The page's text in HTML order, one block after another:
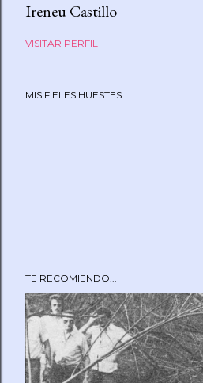
Ireneu Castillo
VISITAR PERFIL
MIS FIELES HUESTES...
TE RECOMIENDO...